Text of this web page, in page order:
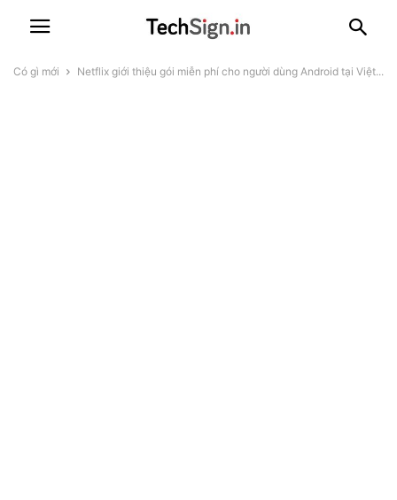
Có gì mới Netflix giới thiệu gói miễn phí cho người dùng Android tại Việt...